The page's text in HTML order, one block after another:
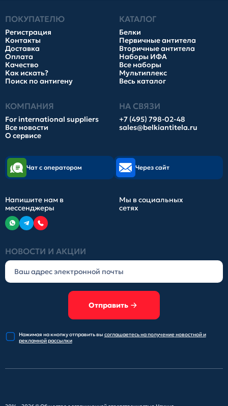
ПОКУПАТЕЛЮ
Регистрация
Контакты
Доставка
Оплата
Качество
Как искать?
Поиск по антигену
КАТАЛОГ
Белки
Первичные антитела
Вторичные антитела
Наборы ИФА
Все наборы
Мультиплекс
Весь каталог
КОМПАНИЯ
For international suppliers
Все новости
О сервисе
НА СВЯЗИ
+7 (495) 798-02-48
sales@belkiantitela.ru
НОВОСТИ И АКЦИИ
Отправить
Нажимая на кнопку отправитьвы соглашаетесь на получениеновостной и
рекламной рассылки
Чат с оператором Через сайт
Напишите нам в
мессенджеры
Мы в социальных
сетях